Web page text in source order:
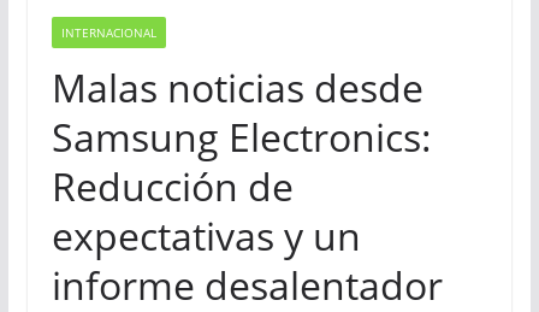
INTERNACIONAL
Malas noticias desde
Samsung Electronics:
Reducción de
expectativas y un
informe desalentador